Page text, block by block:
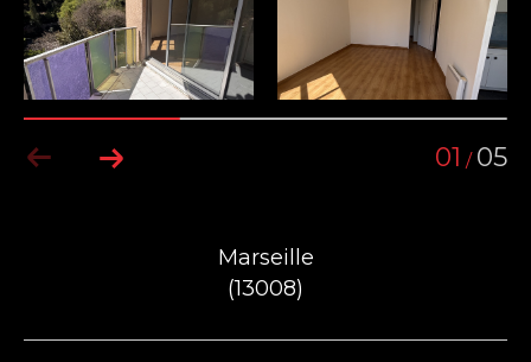
01 / 05
Marseille
(13008)